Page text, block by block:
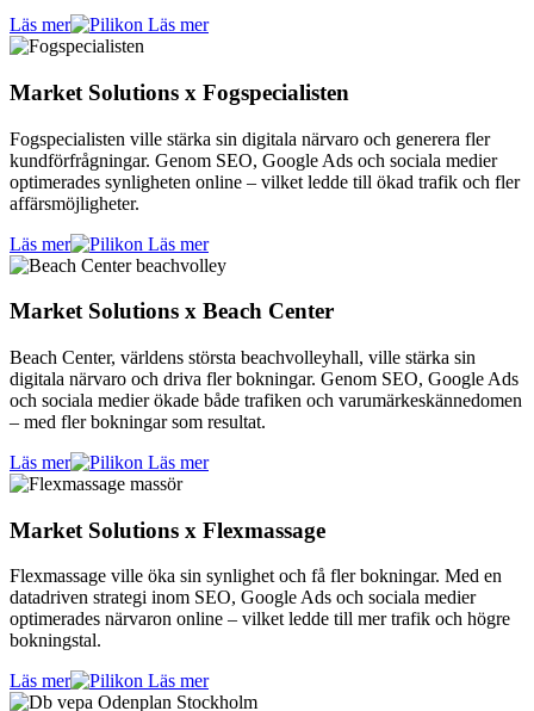
Läs mer
Market Solutions x Fogspecialisten
Fogspecialisten ville stärka sin digitala närvaro och generera fler
kundförfrågningar. Genom SEO, Google Ads och sociala medier
optimerades synligheten online – vilket ledde till ökad trafik och fler
affärsmöjligheter.
Läs mer
Market Solutions x Beach Center
Beach Center, världens största beachvolleyhall, ville stärka sin
digitala närvaro och driva fler bokningar. Genom SEO, Google Ads
och sociala medier ökade både trafiken och varumärkeskännedomen
– med fler bokningar som resultat.
Läs mer
Market Solutions x Flexmassage
Flexmassage ville öka sin synlighet och få fler bokningar. Med en
datadriven strategi inom SEO, Google Ads och sociala medier
optimerades närvaron online – vilket ledde till mer trafik och högre
bokningstal.
Läs mer